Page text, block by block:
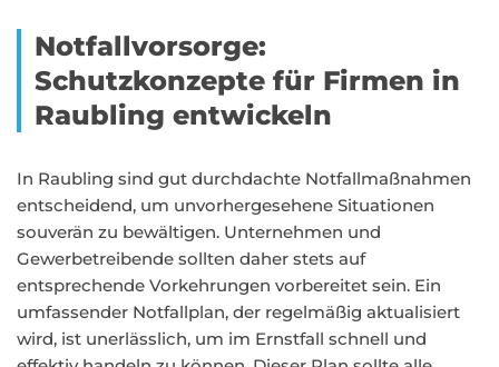
Notfallvorsorge:
Schutzkonzepte für Firmen in
Raubling entwickeln
In Raubling sind gut durchdachte Notfallmaßnahmen
entscheidend, um unvorhergesehene Situationen
souverän zu bewältigen. Unternehmen und
Gewerbetreibende sollten daher stets auf
entsprechende Vorkehrungen vorbereitet sein. Ein
umfassender Notfallplan, der regelmäßig aktualisiert
wird, ist unerlässlich, um im Ernstfall schnell und